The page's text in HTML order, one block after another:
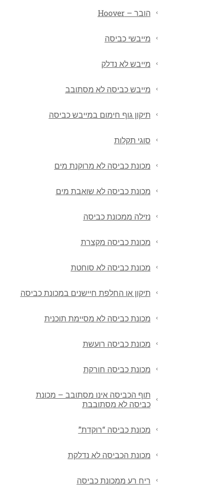
הובר – Hoover
מייבשי כביסה
מייבש לא נדלק
מייבש כביסה לא מסתובב
תיקון גוף חימום במייבש כביסה
סוגי תקלות
מכונת כביסה לא מרוקנת מים
מכונת כביסה לא שואבת מים
נזילה ממכונת כביסה
מכונת כביסה מקצרת
מכונת כביסה לא סוחטת
תיקון או החלפת חיישנים במכונת כביסה
מכונת כביסה לא מסיימת תוכנית
מכונת כביסה רועשת
מכונת כביסה חורקת
תוף הכביסה אינו מסתובב – מכונת
כביסה לא מסתובבת
מכונת כביסה “רוקדת”
מכונת הכביסה לא נדלקת
ריח רע ממכונת כביסה